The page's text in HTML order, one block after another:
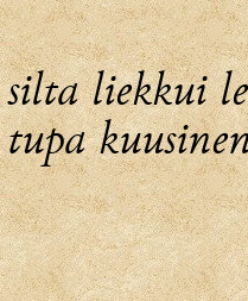
silta liekkui
tupa